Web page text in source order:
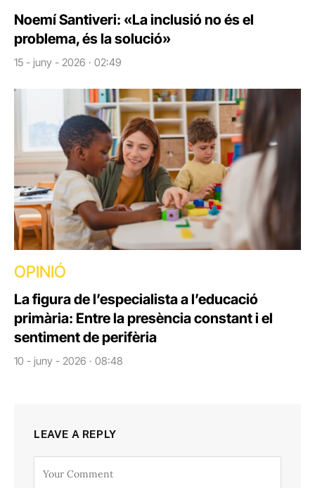
Noemí Santiveri: «La inclusió no és el
problema, és la solució»
15 - juny - 2026 · 02:49
OPINIÓ
La figura de l’especialista a l’educació
primària: Entre la presència constant i el
sentiment de perifèria
10 - juny - 2026 · 08:48
LEAVE A REPLY